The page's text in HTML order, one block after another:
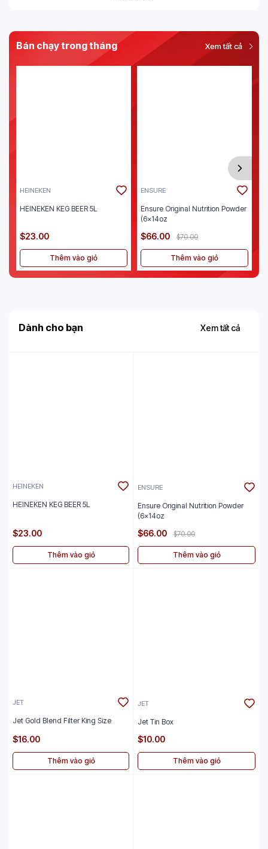
Bán chạy trong tháng Xem tất cả
HEINEKEN
HEINEKEN KEG BEER 5L
$23.00
Thêm vào giỏ
ENSURE
Ensure Original Nutrition Powder
(6x14oz
$66.00 $70.00
Thêm vào giỏ
Dành cho bạn Xem tất cả
HEINEKEN
HEINEKEN KEG BEER 5L
$23.00
Thêm vào giỏ
ENSURE
Ensure Original Nutrition Powder
(6x14oz
$66.00 $70.00
Thêm vào giỏ
JET
Jet Gold Blend Filter King Size
$16.00
Thêm vào giỏ
JET
Jet Tin Box
$10.00
Thêm vào giỏ